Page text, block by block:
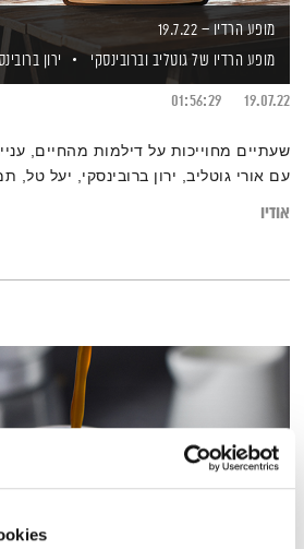
מופע הרדיו – 19.7.22
מופע הרדיו של גוטליב וברובינסקי
ירון
19.07.22
01:56:29
שעתיים מחוייכות על דילמות מהחיים,
עם אורי גוטליב, ירון ברובינסקי, יעל טל,
אודיו